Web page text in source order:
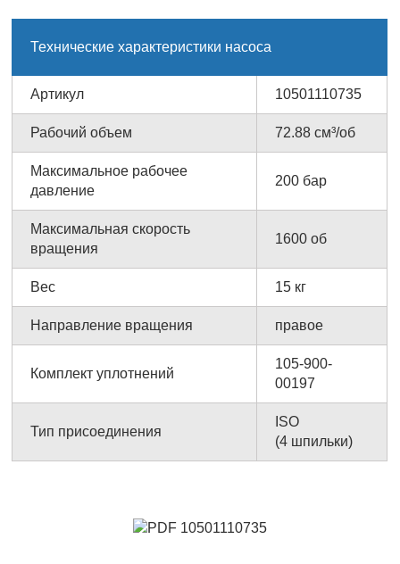
Технические характеристики насоса
Артикул 10501110735
Рабочий объем 72.88 см³/об
Максимальное рабочее
давление
200 бар
Максимальная скорость
вращения
1600 об
Вес 15 кг
Направление вращения правое
Комплект уплотнений
105-900-
00197
Тип присоединения
ISO
(4 шпильки)